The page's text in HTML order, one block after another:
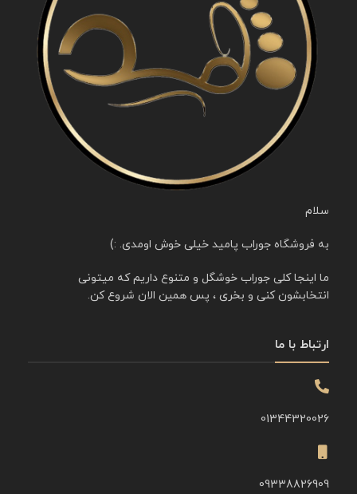
سلام
به فروشگاه جوراب پامید خیلی خوش اومدی. :)
ما اینجا کلی جوراب خوشگل و متنوع داریم که میتونی
انتخابشون کنی و بخری ، پس همین الان شروع کن.
ارتباط با ما
01344320026
09338826909